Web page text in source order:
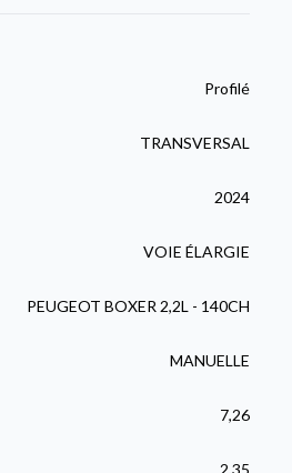
Profilé
TRANSVERSAL
2024
VOIE ÉLARGIE
PEUGEOT BOXER 2,2L - 140CH
MANUELLE
7,26
2,35